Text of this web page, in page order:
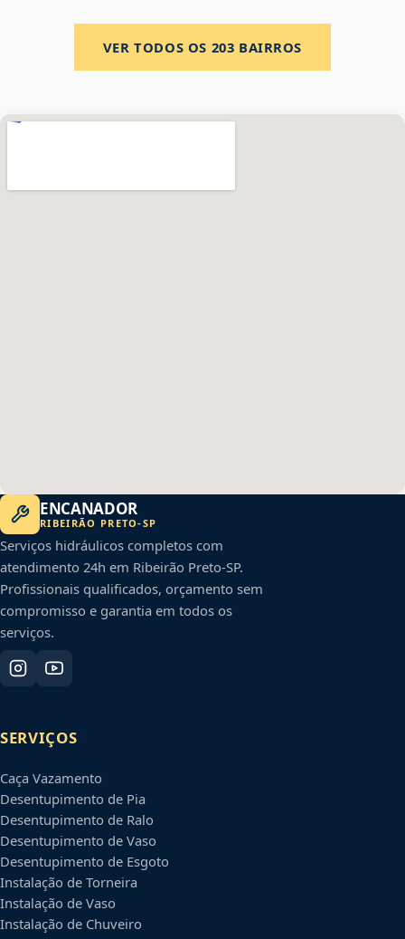
VER TODOS OS 203 BAIRROS
ENCANADOR
RIBEIRÃO PRETO-SP
Serviços hidráulicos completos com
atendimento 24h em Ribeirão Preto-SP.
Profissionais qualificados, orçamento sem
compromisso e garantia em todos os
serviços.
SERVIÇOS
Caça Vazamento
Desentupimento de Pia
Desentupimento de Ralo
Desentupimento de Vaso
Desentupimento de Esgoto
Instalação de Torneira
Instalação de Vaso
Instalação de Chuveiro